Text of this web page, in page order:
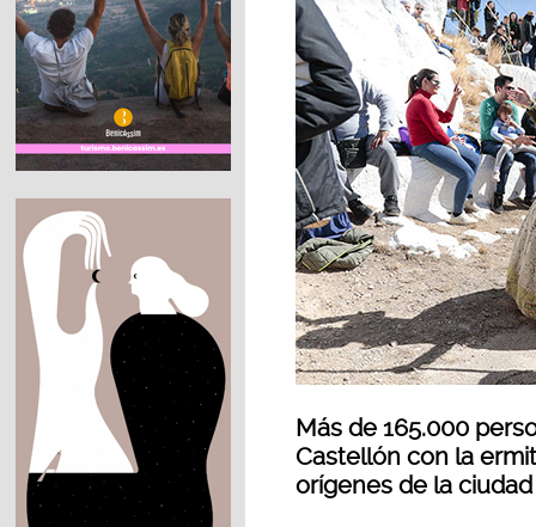
Más de 165.000
Castellón con la
orígenes de la ciudad